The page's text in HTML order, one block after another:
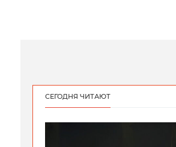
СЕГОДНЯ ЧИТАЮТ